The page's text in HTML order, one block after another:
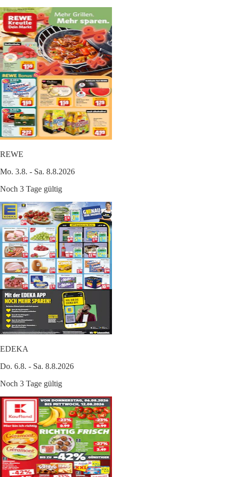
REWE
Mo. 3.8. - Sa. 8.8.2026
Noch 3 Tage gültig
EDEKA
Do. 6.8. - Sa. 8.8.2026
Noch 3 Tage gültig